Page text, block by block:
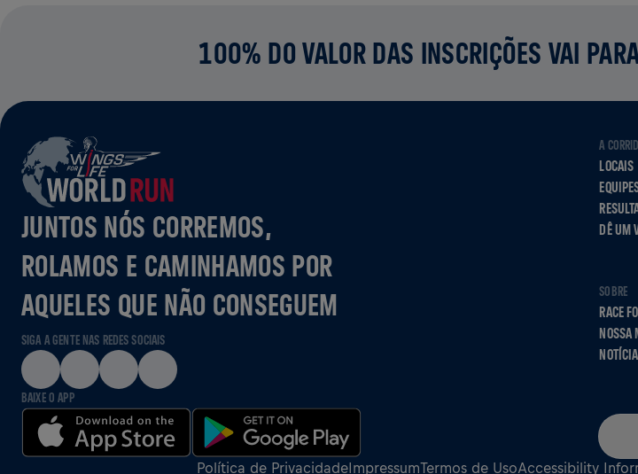
100% DO VALOR DAS INSCRIÇÕES VAI
JUNTOS NÓS CORREMOS,
ROLAMOS E CAMINHAMOS POR
AQUELES QUE NÃO CONSEGUEM
SIGA A GENTE NAS REDES SOCIAIS
BAIXE O APP
A
LOCAIS
DÊ UM
SOBRE
RACE
NOSSA
Política de PrivacidadeImpressumTermos de UsoAccessibility